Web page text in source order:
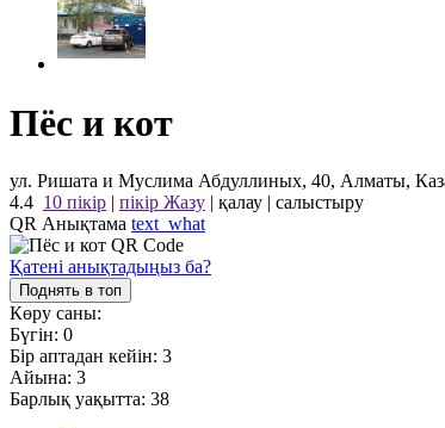
Пёс и кот
ул. Ришата и Муслима Абдуллиных, 40, Алматы,
4.4 10 пікір | пікір Жазу | қалау | салыстыру
QR Анықтама text_what
Қатені анықтадыңыз ба?
Поднять в топ
Көру саны:
Бүгін: 0
Бір аптадан кейін: 3
Айына: 3
Барлық уақытта: 38